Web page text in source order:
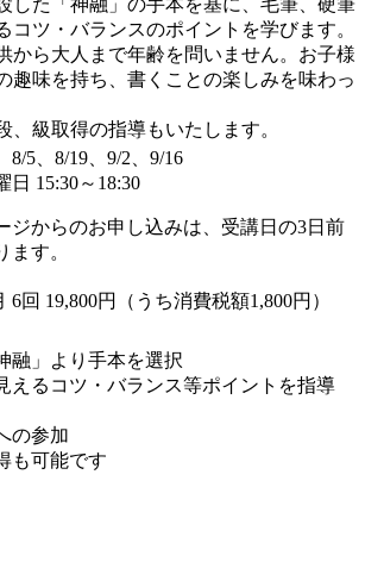
コツ・バランスのポイントを学びます。
ら大人まで年齢を問いません。お子様
趣味を持ち、書くことの楽しみを味わっ
、級取得の指導もいたします。
8/5、8/19、9/2、9/16
日 15:30～18:30
ジからのお申し込みは、受講日の3日前
ます。
6回 19,800円（うち消費税額1,800円）
融」より手本を選択
えるコツ・バランス等ポイントを指導
の参加
も可能です